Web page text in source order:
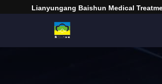
Lianyungang Baishun Medical